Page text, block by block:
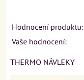
Hodnocení produktu:
Vaše hodnocení:
THERMO NÁVLEKY